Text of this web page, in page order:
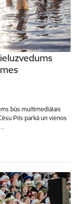
būs multimediālais
Pils parkā un vienos